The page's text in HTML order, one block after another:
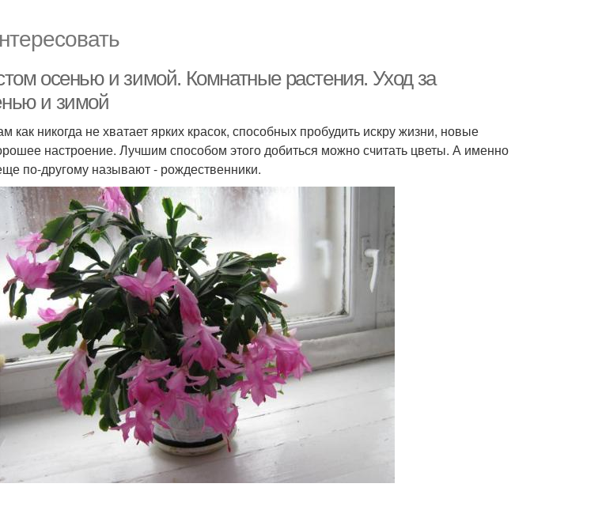
осенью и зимой. Комнатные растения. Уход за
и зимой
как никогда не хватает ярких красок, способных пробудить искру жизни, новые
настроение. Лучшим способом этого добиться можно считать цветы. А именно
по-другому называют - рождественники.